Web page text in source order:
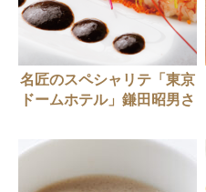
名匠のスペシャリテ「東京
ドームホテル」鎌田昭男さ